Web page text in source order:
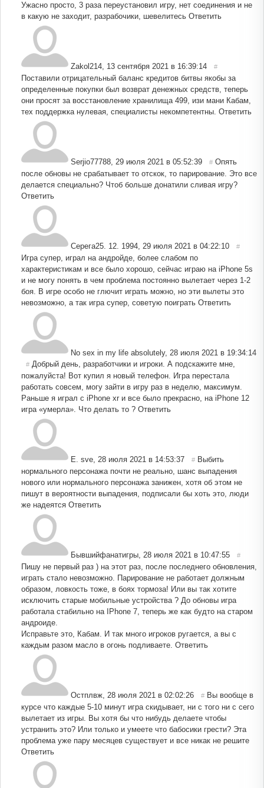
Ужасно просто, 3 раза переустановил игру, нет соединения и не
в какую не заходит, разрабочики, шевелитесь Ответить
Zakol214, 13 сентября 2021 в 16:39:14 #
Поставили отрицательный баланс кредитов битвы якобы за
определенные покупки был возврат денежных средств, теперь
они просят за восстановление хранилища 499, изи мани Кабам,
тех поддержка нулевая, специалисты некомпетентны. Ответить
Serjio77788, 29 июля 2021 в 05:52:39 # Опять
после обновы не срабатывает то отскок, то парирование. Это все
делается специально? Чтоб больше донатили сливая игру?
Ответить
Серега25. 12. 1994, 29 июля 2021 в 04:22:10 #
Игра супер, играл на андройде, более слабом по
характеристикам и все было хорошо, сейчас играю на iPhone 5s
и не могу понять в чем проблема постоянно вылетает через 1-2
боя. В игре особо не глючит играть можно, но эти вылеты это
невозможно, а так игра супер, советую поиграть Ответить
No sex in my life absolutely, 28 июля 2021 в 19:34:14
# Добрый день, разработчики и игроки. А подскажите мне,
пожалуйста! Вот купил я новый телефон. Игра перестала
работать совсем, могу зайти в игру раз в неделю, максимум.
Раньше я играл с iPhone xr и все было прекрасно, на iPhone 12
игра «умерла». Что делать то ? Ответить
E. sve, 28 июля 2021 в 14:53:37 # Выбить
нормального персонажа почти не реально, шанс выпадения
нового или нормального персонажа занижен, хотя об этом не
пишут в вероятности выпадения, подписали бы хоть это, люди
же надеятся Ответить
Бывшийфанатигры, 28 июля 2021 в 10:47:55 #
Пишу не первый раз ) на этот раз, после последнего обновления,
играть стало невозможно. Парирование не работает должным
образом, ловкость тоже, в боях тормоза! Или вы так хотите
исключить старые мобильные устройства ? До обновы игра
работала стабильно на IPhone 7, теперь же как будто на старом
андроиде.
Исправьте это, Кабам. И так много игроков ругается, а вы с
каждым разом масло в огонь подливаете. Ответить
Остплвж, 28 июля 2021 в 02:02:26 # Вы вообще в
курсе что каждые 5-10 минут игра скидывает, ни с того ни с сего
вылетает из игры. Вы хотя бы что нибудь делаете чтобы
устранить это? Или только и умеете что бабосики грести? Эта
проблема уже пару месяцев существует и все никак не решите
Ответить